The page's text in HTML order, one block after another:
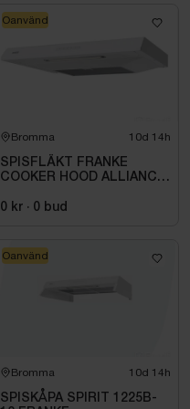
Bromma 10d 14h
SPISFLÄKT FRANKE
COOKER HOOD ALLIANCE,
0 kr · 0 bud
Oanvänd
Bromma 10d 14h
SPISKÅPA SPIRIT 1225B-
Oanvänd